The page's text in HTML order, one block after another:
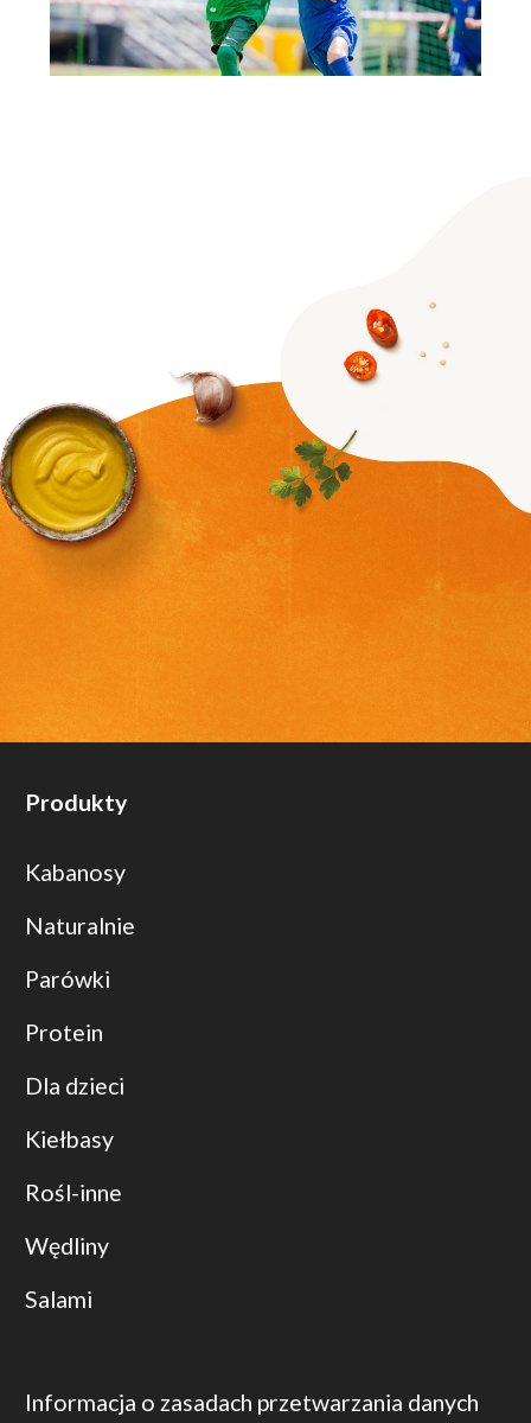
Produkty
Kabanosy
Naturalnie
Parówki
Protein
Dla dzieci
Kiełbasy
Rośl-inne
Wędliny
Salami
Informacja o zasadach przetwarzania danych